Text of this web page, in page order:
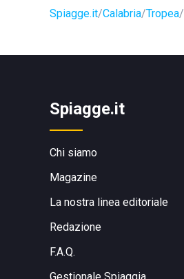
Spiagge.it Calabria Tropea
Spiagge.it
Chi siamo
Magazine
La nostra linea editoriale
Redazione
F.A.Q.